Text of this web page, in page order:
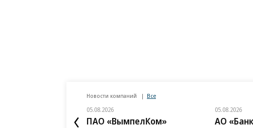
Новости компаний Все
05.08.2026
ПАО «ВымпелКом»
05.08.2026
АО